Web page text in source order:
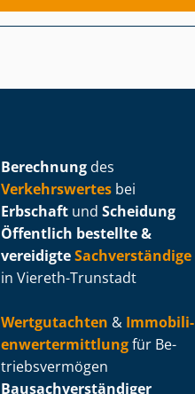
Berechnung des
Verkehrswertes bei
Erbschaft und Scheidung
Öffentlich bestellte &
vereidigteSachverständige
in Viereth-Trunstadt
Wertgutachten & Im­mo­bi­li­
en­wert­ermitt­lungfür Be­
triebs­ver­mö­gen
Bau­sach­ver­stän­di­ger